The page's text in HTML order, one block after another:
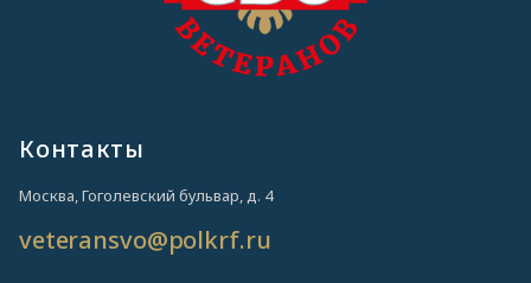
Контакты
Москва, Гоголевский бульвар, д. 4
veteransvo@polkrf.ru